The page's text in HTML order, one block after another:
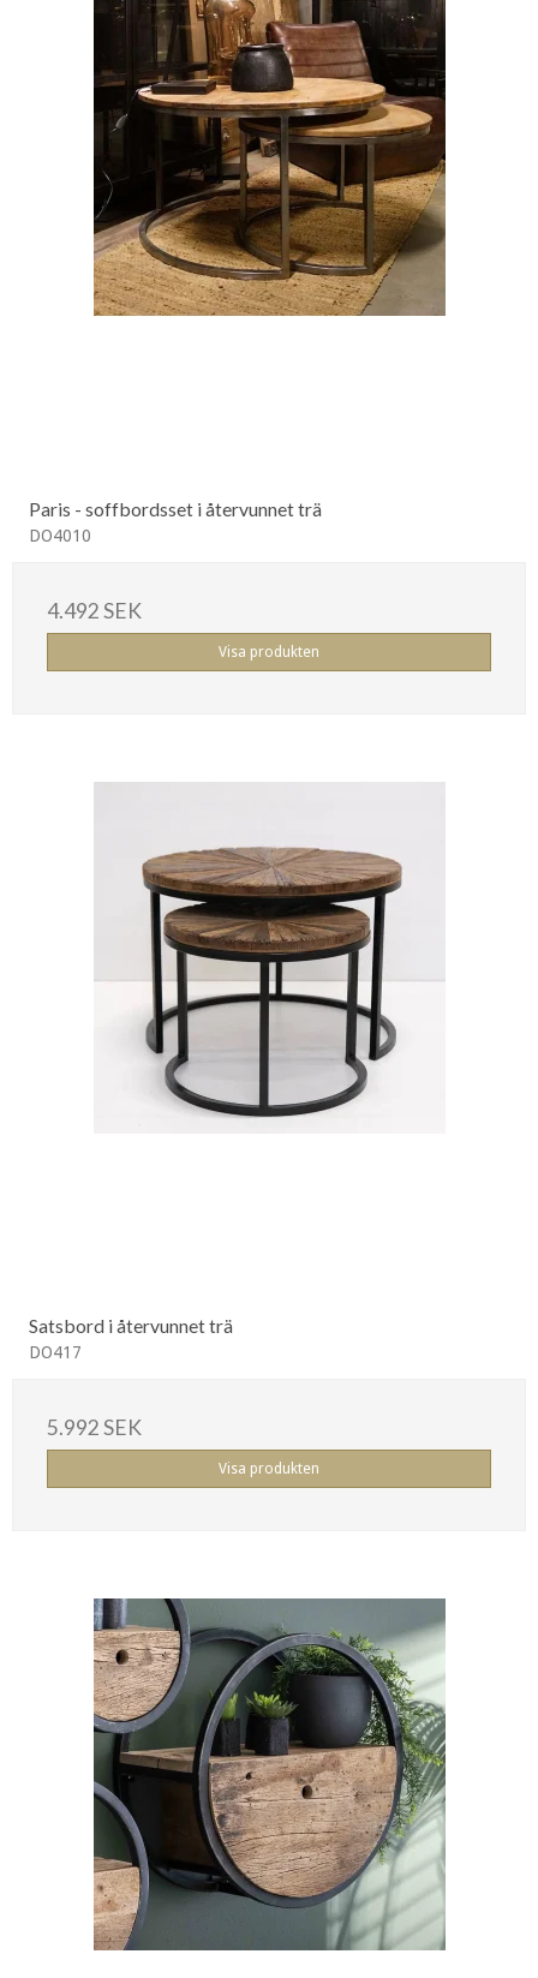
Paris - soffbordsset i återvunnet trä
DO4010
4.492 SEK
Visa produkten
Satsbord i återvunnet trä
DO417
5.992 SEK
Visa produkten